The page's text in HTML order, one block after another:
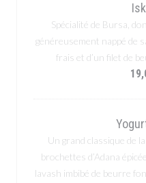
Spécialité de Bursa,
généreusement nappé de
frais et d’un filet de
Un grand classique de
brochettes d’Adana
lavash imbibé de beurre